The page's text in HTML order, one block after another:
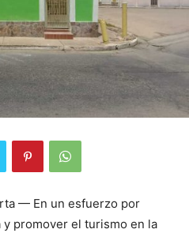
— En un esfuerzo por
promover el turismo en la